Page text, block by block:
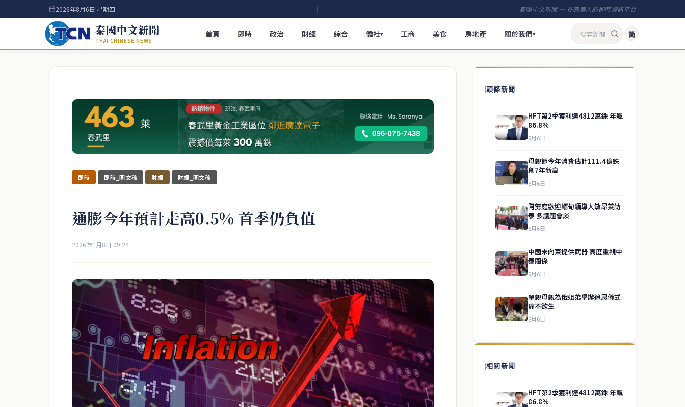
2026年8月6日 星期四 泰國中文新聞 — 在泰華人的即時資訊平台
泰國中文新聞
THAI CHINESE NEWS
首頁 即時 政治 財經 綜合 僑社▾ 工商 美食 房地產 關於我們▾ 简
即時 即時_圖文稿 財經 財經_圖文稿
通膨今年預計走高0.5% 首季仍負值
2026年1月8日 09:24
頭條新聞
HFT第2季獲利達4812萬銖 年飆
86.8%
8月6日
母親節今年消費估計111.4億銖
創7年新高
8月6日
阿努庭歡迎緬甸領導人敏昂萊訪
泰 多議題會談
8月6日
中國未向柬提供武器 高度重視中
泰關係
8月6日
單親母親為俄姐弟舉辦追思儀式
痛不欲生
8月6日
相關新聞
HFT第2季獲利達4812萬銖 年飆
86.8%